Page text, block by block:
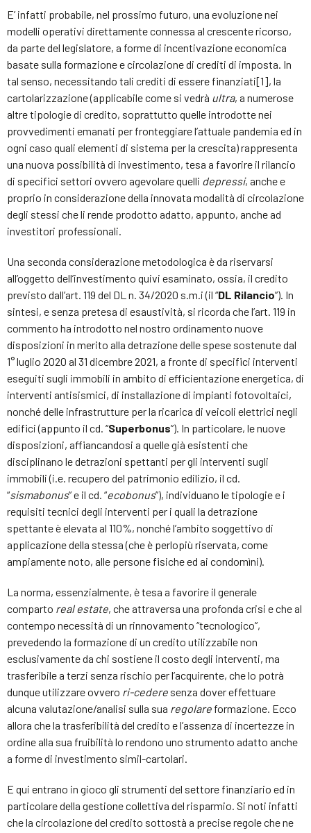
E’ infatti probabile, nel prossimo futuro, una evoluzione nei
modelli operativi direttamente connessa al crescente ricorso,
da parte del legislatore, a forme di incentivazione economica
basate sulla formazione e circolazione di crediti di imposta. In
tal senso, necessitando tali crediti di essere finanziati[1], la
cartolarizzazione (applicabile come si vedrà ultra, a numerose
altre tipologie di credito, soprattutto quelle introdotte nei
provvedimenti emanati per fronteggiare l’attuale pandemia ed in
ogni caso quali elementi di sistema per la crescita) rappresenta
una nuova possibilità di investimento, tesa a favorire il rilancio
di specifici settori ovvero agevolare quelli depressi, anche e
proprio in considerazione della innovata modalità di circolazione
degli stessi che li rende prodotto adatto, appunto, anche ad
investitori professionali.
Una seconda considerazione metodologica è da riservarsi
all’oggetto dell’investimento quivi esaminato, ossia, il credito
previsto dall’art. 119 del DL n. 34/2020 s.m.i (il “DL Rilancio”). In
sintesi, e senza pretesa di esaustività, si ricorda che l’art. 119 in
commento ha introdotto nel nostro ordinamento nuove
disposizioni in merito alla detrazione delle spese sostenute dal
1° luglio 2020 al 31 dicembre 2021, a fronte di specifici interventi
eseguiti sugli immobili in ambito di efficientazione energetica, di
interventi antisismici, di installazione di impianti fotovoltaici,
nonché delle infrastrutture per la ricarica di veicoli elettrici negli
edifici (appunto il cd. “Superbonus”). In particolare, le nuove
disposizioni, affiancandosi a quelle già esistenti che
disciplinano le detrazioni spettanti per gli interventi sugli
immobili (i.e. recupero del patrimonio edilizio, il cd.
“sismabonus” e il cd. “ecobonus”), individuano le tipologie e i
requisiti tecnici degli interventi per i quali la detrazione
spettante è elevata al 110%, nonché l’ambito soggettivo di
applicazione della stessa (che è perlopiù riservata, come
ampiamente noto, alle persone fisiche ed ai condomìni).
La norma, essenzialmente, è tesa a favorire il generale
comparto real estate, che attraversa una profonda crisi e che al
contempo necessità di un rinnovamento “tecnologico”,
prevedendo la formazione di un credito utilizzabile non
esclusivamente da chi sostiene il costo degli interventi, ma
trasferibile a terzi senza rischio per l’acquirente, che lo potrà
dunque utilizzare ovvero ri-cedere senza dover effettuare
alcuna valutazione/analisi sulla sua regolare formazione. Ecco
allora che la trasferibilità del credito e l’assenza di incertezze in
ordine alla sua fruibilità lo rendono uno strumento adatto anche
a forme di investimento simil-cartolari.
E qui entrano in gioco gli strumenti del settore finanziario ed in
particolare della gestione collettiva del risparmio. Si noti infatti
che la circolazione del credito sottostà a precise regole che ne